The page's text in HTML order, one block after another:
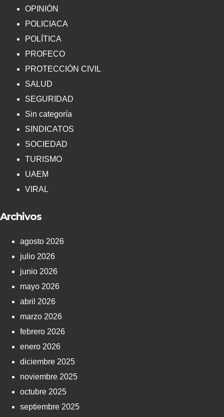
OPINIÓN
POLICIACA
POLÍTICA
PROFECO
PROTECCIÓN CIVIL
SALUD
SEGURIDAD
Sin categoría
SINDICATOS
SOCIEDAD
TURISMO
UAEM
VIRAL
Archivos
agosto 2026
julio 2026
junio 2026
mayo 2026
abril 2026
marzo 2026
febrero 2026
enero 2026
diciembre 2025
noviembre 2025
octubre 2025
septiembre 2025